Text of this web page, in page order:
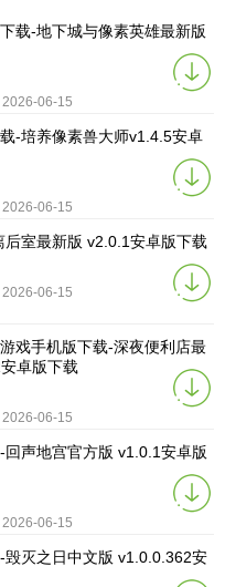
载-地下城与像素英雄最新版
2026-06-15
-培养像素兽大师v1.4.5安卓
2026-06-15
室最新版 v2.0.1安卓版下载
2026-06-15
戏手机版下载-深夜便利店最
卓版下载
2026-06-15
声地宫官方版 v1.0.1安卓版
2026-06-15
灭之日中文版 v1.0.0.362安